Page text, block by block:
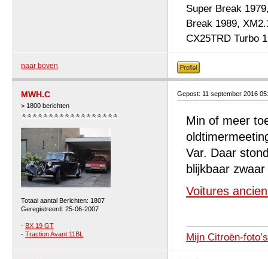
Super Break
Break 1989,
CX25TRD Turbo
naar boven
MWH.C
> 1800 berichten
Totaal aantal Berichten: 1807
Geregistreerd: 25-06-2007
- BX 19 GT
- Traction Avant 11BL
Gepost: 11 september 2016
Min of meer
Var. Daar
blijkbaar
Voitures
Mijn Citroën-foto’s